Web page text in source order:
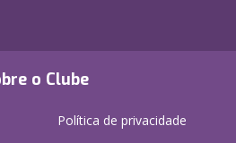
o Clube
Política de privacidade